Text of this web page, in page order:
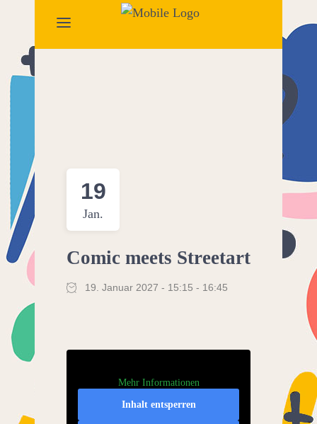
19
Jan.
Comic meets Streetart
19. Januar 2027 - 15:15 - 16:45
Mehr Informationen
Inhalt entsperren